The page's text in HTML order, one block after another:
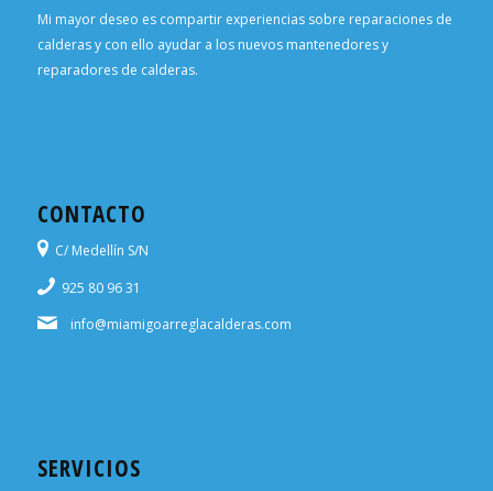
Mi mayor deseo es compartir experiencias sobre reparaciones de
calderas y con ello ayudar a los nuevos mantenedores y
reparadores de calderas.
CONTACTO
C/ Medellín S/N
925 80 96 31
info@miamigoarreglacalderas.com
SERVICIOS